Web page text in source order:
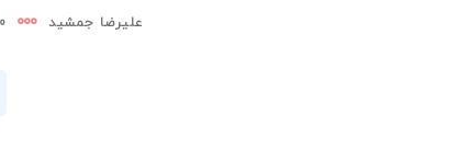
علیرضا جمشید 0 COMMENTS